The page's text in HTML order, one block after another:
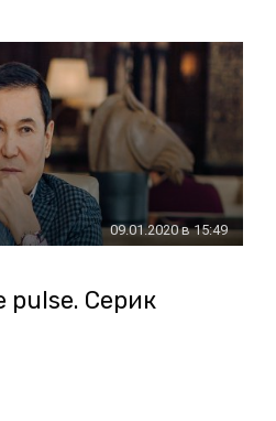
09.01.2020 в 15:49
pulse. Серик